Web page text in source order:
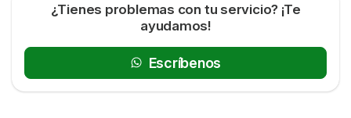
¿Tienes problemas con tu servicio? ¡Te
ayudamos!
Escríbenos